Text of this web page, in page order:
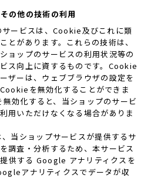
の他の技術の利用
サービスは、Cookie及びこれに類
とがあります。これらの技術は、
ョップのサービスの利用状況等の
ス向上に資するものです。Cookie
ザーは、ウェブブラウザの設定を
を無効化することができま
効化すると、当ショップのサービ
用いただけなくなる場合がありま
、当ショップサービスが提供するサ
調査・分析するため、本サービス
供する Google アナリティクスを
アナリティクスでデータが収